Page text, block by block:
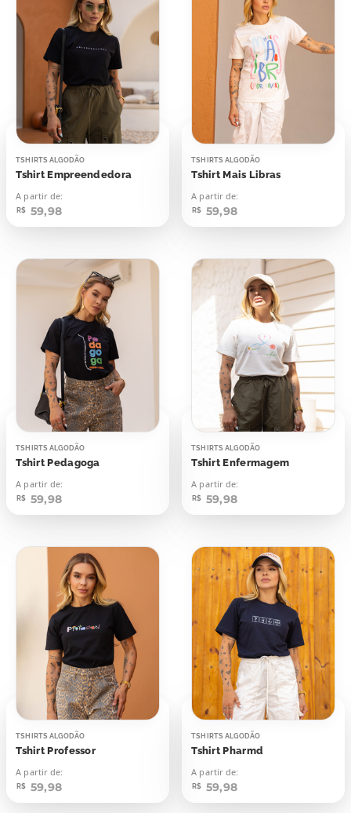
TSHIRTS ALGODÃO
Tshirt Empreendedora
A partir de:
R$ 59,98
TSHIRTS ALGODÃO
Tshirt Mais Libras
A partir de:
R$ 59,98
TSHIRTS ALGODÃO
Tshirt Pedagoga
A partir de:
R$ 59,98
TSHIRTS ALGODÃO
Tshirt Enfermagem
A partir de:
R$ 59,98
TSHIRTS ALGODÃO
Tshirt Professor
A partir de:
R$ 59,98
TSHIRTS ALGODÃO
Tshirt Pharmd
A partir de:
R$ 59,98